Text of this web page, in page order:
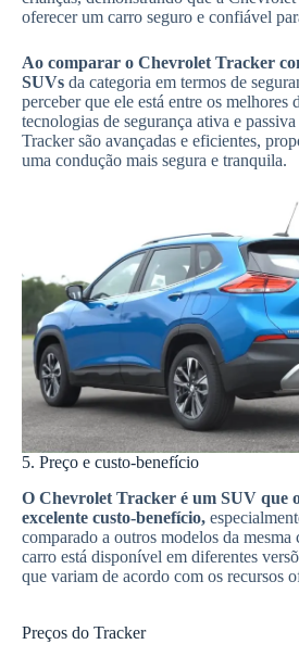
oferecer um carro seguro e confiável
Ao comparar o Chevrolet Tracker
SUVs da categoria em termos de
perceber que ele está entre os melhores
tecnologias de segurança ativa e
Tracker são avançadas e eficientes,
uma condução mais segura e tranquila.
5. Preço e custo-benefício
O Chevrolet Tracker é um SUV que
excelente custo-benefício,
comparado a outros modelos da mesma
carro está disponível em diferentes
que variam de acordo com os recursos
Preços do Tracker